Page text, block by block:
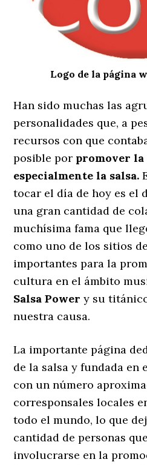
Logo de la página
Han sido muchas las
personalidades que, a
recursos con que
posible por promover
especialmente la salsa.
tocar el día de hoy es el
una gran cantidad de
muchísima fama que
como uno de los sitios
importantes para la
cultura en el ámbito
Salsa Power y su
nuestra causa.
La importante página
de la salsa y fundada en
con un número
corresponsales locales
todo el mundo, lo que
cantidad de personas
involucrarse en la